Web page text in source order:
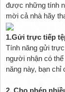
được những tính
mời cả nhà hãy
1.Gửi trực tiếp
Tính năng gửi
người nhận có
năng này, bạn
2. Cho phép